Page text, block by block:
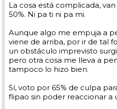
La cosa está complicada,
50%. Ni pa ti ni pa mi.
Aunque algo me empuja a
viene de arriba, por ir de tal
un obstáculo imprevisto
pero otra cosa me lleva a
tampoco lo hizo bien.
Sí, voto por 65% de culpa
flipao sin poder reaccionar a